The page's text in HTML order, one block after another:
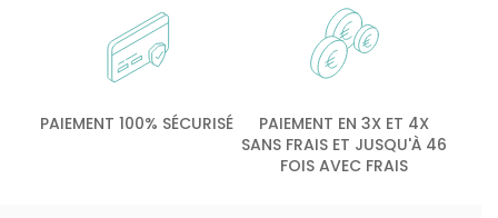
PAIEMENT 100% SÉCURISÉ
PAIEMENT EN 3X ET 4X
SANS FRAIS ET JUSQU'À 46
FOIS AVEC FRAIS